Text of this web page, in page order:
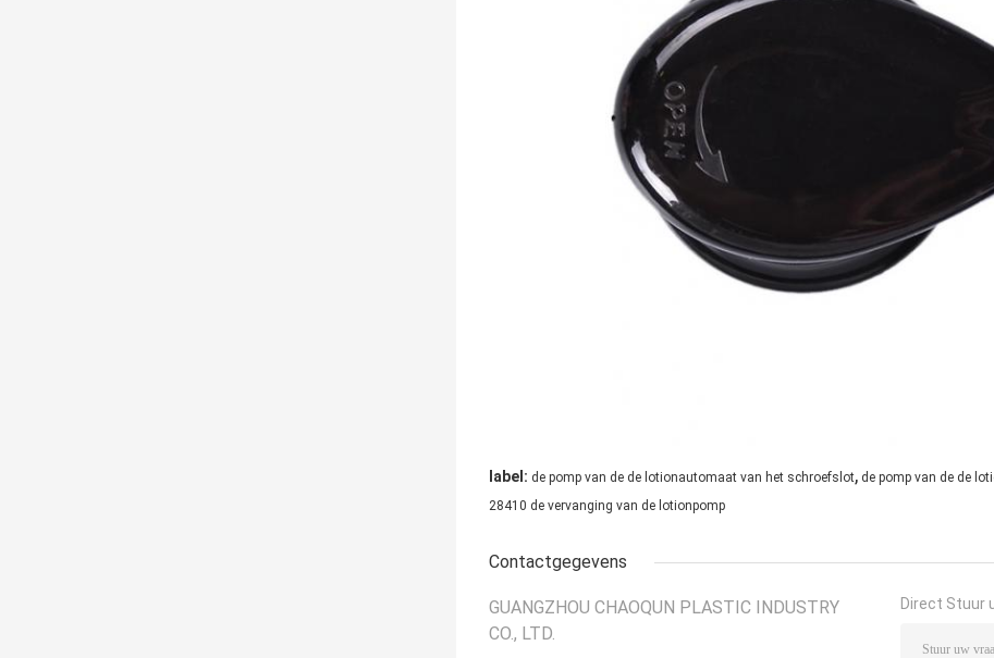
label: de pomp van de de lotionautomaat van het schroefslot, de pomp van de de
28410 de vervanging van de lotionpomp
Contactgegevens
GUANGZHOU CHAOQUN PLASTIC INDUSTRY
CO., LTD.
Direct Stuur